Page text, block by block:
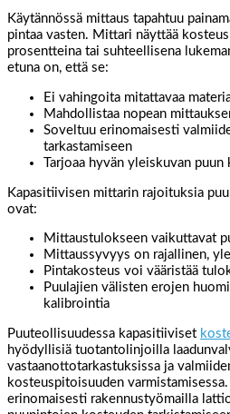
Käytännössä mittaus tapahtuu
pintaa vasten. Mittari näyttää
prosentteina tai suhteellisena
etuna on, että se:
Ei vahingoita mitattavaa
Mahdollistaa nopean
Soveltuu erinomaisesti
tarkastamiseen
Tarjoaa hyvän yleiskuvan
Kapasitiivisen mittarin rajoituksia
ovat:
Mittaustulokseen vaikuttavat
Mittaussyvyys on rajallinen,
Pintakosteus voi vääristää
Puulajien välisten erojen
kalibrointia
Puuteollisuudessa kapasitiiviset
hyödyllisiä tuotantolinjoilla
vastaanottotarkastuksissa ja
kosteuspitoisuuden
erinomaisesti rakennustyömailla